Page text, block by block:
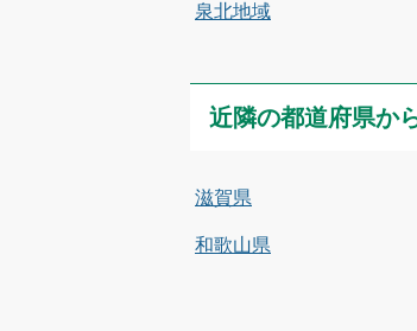
泉北地域
近隣の都道府県か
滋賀県
和歌山県